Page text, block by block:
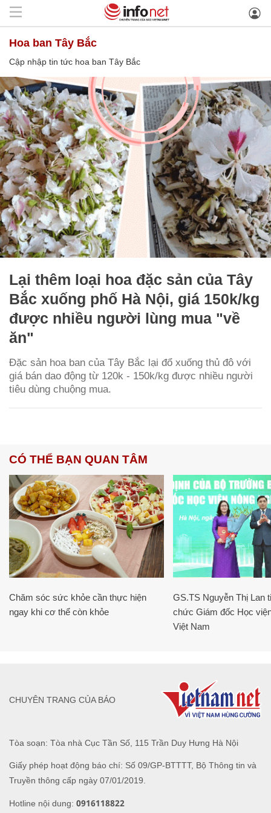
hoa ban Tây Bắc
Cập nhập tin tức hoa ban Tây Bắc
Lại thêm loại hoa đặc sản của Tây
Bắc xuống phố Hà Nội, giá 150k/kg
được nhiều người lùng mua "về
ăn"
Đặc sản hoa ban của Tây Bắc lại đổ xuống thủ đô với
giá bán dao động từ 120k - 150k/kg được nhiều người
tiêu dùng chuộng mua.
CÓ THỂ BẠN QUAN TÂM
Chăm sóc sức khỏe cần thực hiện
ngay khi cơ thể còn khỏe
GS.TS Nguyễn Thị Lan
chức Giám đốc Học
Việt Nam
Tòa soạn: Tòa nhà Cục Tần Số, 115 Trần Duy Hưng Hà Nội
Giấy phép hoạt động báo chí: Số 09/GP-BTTTT, Bộ Thông tin và
Truyền thông cấp ngày 07/01/2019.
Hotline nội dung: 0916118822
CHUYÊN TRANG CỦA BÁO